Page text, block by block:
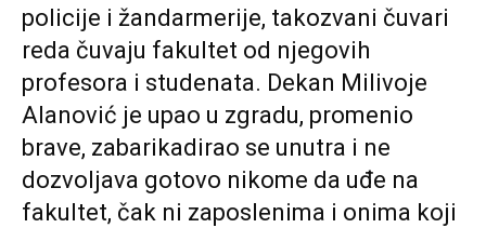
policije i žandarmerije, takozvani čuvari
reda čuvaju fakultet od njegovih
profesora i studenata. Dekan Milivoje
Alanović je upao u zgradu, promenio
brave, zabarikadirao se unutra i ne
dozvoljava gotovo nikome da uđe na
fakultet, čak ni zaposlenima i onima koji